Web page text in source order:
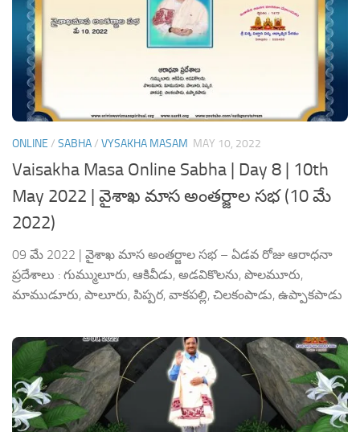
ONLINE / SABHA/ VYSAKHA MASAM MAY 10, 2022
Vaisakha Masa Online Sabha | Day 8 | 10th
May 2022 | వైశాఖ మాస అంతర్జాల సభ (10 మే
2022)
09 మే 2022 | వైశాఖ మాస అంతర్జాల సభ – ఏడవ రోజు ఆరాధనా
ప్రదేశాలు : గుమ్ములూరు, ఆకివీడు, అడవికొలను, పొలమూరు,
మాముడూరు, పాలూరు, పిప్పర, వాకపల్లి, చిలకంపాడు, ఉప్పాకపాడు